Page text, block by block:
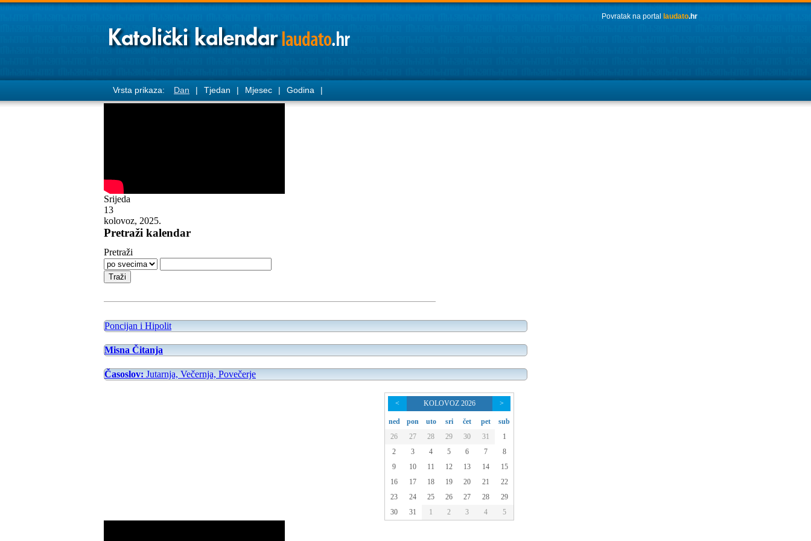
Povratak na portal laudato.hr
Vrsta prikaza: Dan | Tjedan | Mjesec | Godina |
Srijeda
13
kolovoz, 2025.
Pretraži kalendar
Pretraži
Poncijan i Hipolit
Misna Čitanja
Časoslov: Jutarnja, Večernja, Povečerje
< KOLOVOZ 2026 >
ned pon uto sri čet pet
sub
26
27 28 29 30 31
1
2
3 4 5 6 7
8
9
10 11 12 13 14
15
16
17 18 19 20 21
22
23
24 25 26 27 28
29
30
31 1 2 3 4 5